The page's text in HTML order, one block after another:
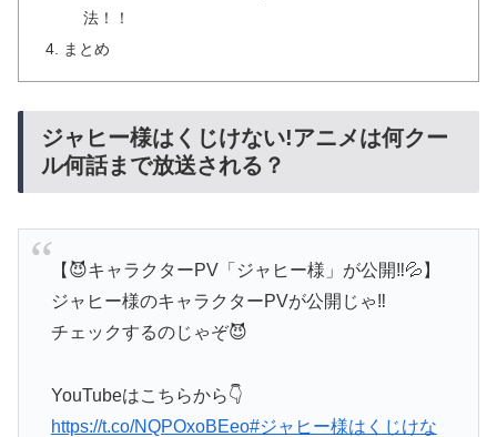
法！！
まとめ
ジャヒー様はくじけない!アニメは何クー
ル何話まで放送される？
【😈キャラクターPV「ジャヒー様」が公開‼️💦】
ジャヒー様のキャラクターPVが公開じゃ‼️
チェックするのじゃぞ😈
YouTubeはこちらから👇
https://t.co/NQPOxoBEeo#ジャヒー様はくじけな